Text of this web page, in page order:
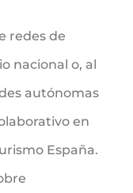
redes de
nacional o, al
autónomas
en
España.